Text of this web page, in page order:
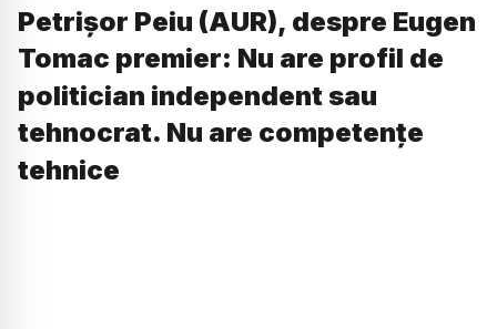
Petrișor Peiu (AUR), despre Eugen
Tomac premier: Nu are profil de
politician independent sau
tehnocrat. Nu are competențe
tehnice